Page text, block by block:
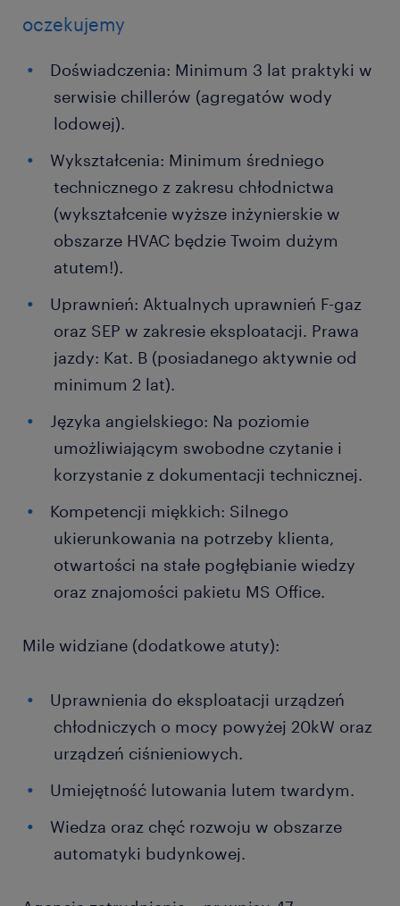
oczekujemy
Doświadczenia: Minimum 3 lat praktyki w
serwisie chillerów (agregatów wody
lodowej).
Wykształcenia: Minimum średniego
technicznego z zakresu chłodnictwa
(wykształcenie wyższe inżynierskie w
obszarze HVAC będzie Twoim dużym
atutem!).
Uprawnień: Aktualnych uprawnień F-gaz
oraz SEP w zakresie eksploatacji. Prawa
jazdy: Kat. B (posiadanego aktywnie od
minimum 2 lat).
Języka angielskiego: Na poziomie
umożliwiającym swobodne czytanie i
korzystanie z dokumentacji technicznej.
Kompetencji miękkich: Silnego
ukierunkowania na potrzeby klienta,
otwartości na stałe pogłębianie wiedzy
oraz znajomości pakietu MS Office.
Mile widziane (dodatkowe atuty):
Uprawnienia do eksploatacji urządzeń
chłodniczych o mocy powyżej 20kW oraz
urządzeń ciśnieniowych.
Umiejętność lutowania lutem twardym.
Wiedza oraz chęć rozwoju w obszarze
automatyki budynkowej.